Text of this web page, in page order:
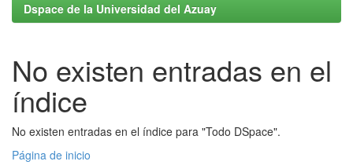
Dspace de la Universidad del Azuay
No existen entradas en el
índice
No existen entradas en el índice para "Todo DSpace".
Página de inicio